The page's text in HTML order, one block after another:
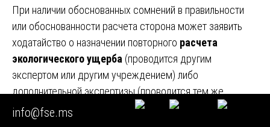
При наличии обоснованных сомнений в правильности
или обоснованности расчета сторона может заявить
ходатайство о назначении повторного расчета
экологического ущерба (проводится другим
экспертом или другим учреждением) либо
дополнительной экспертизы (проводится тем же
экспертом для устранения неполноты). Наши эксперты
регулярно вызываются в суды для дачи пояснений по
info@fse.ms